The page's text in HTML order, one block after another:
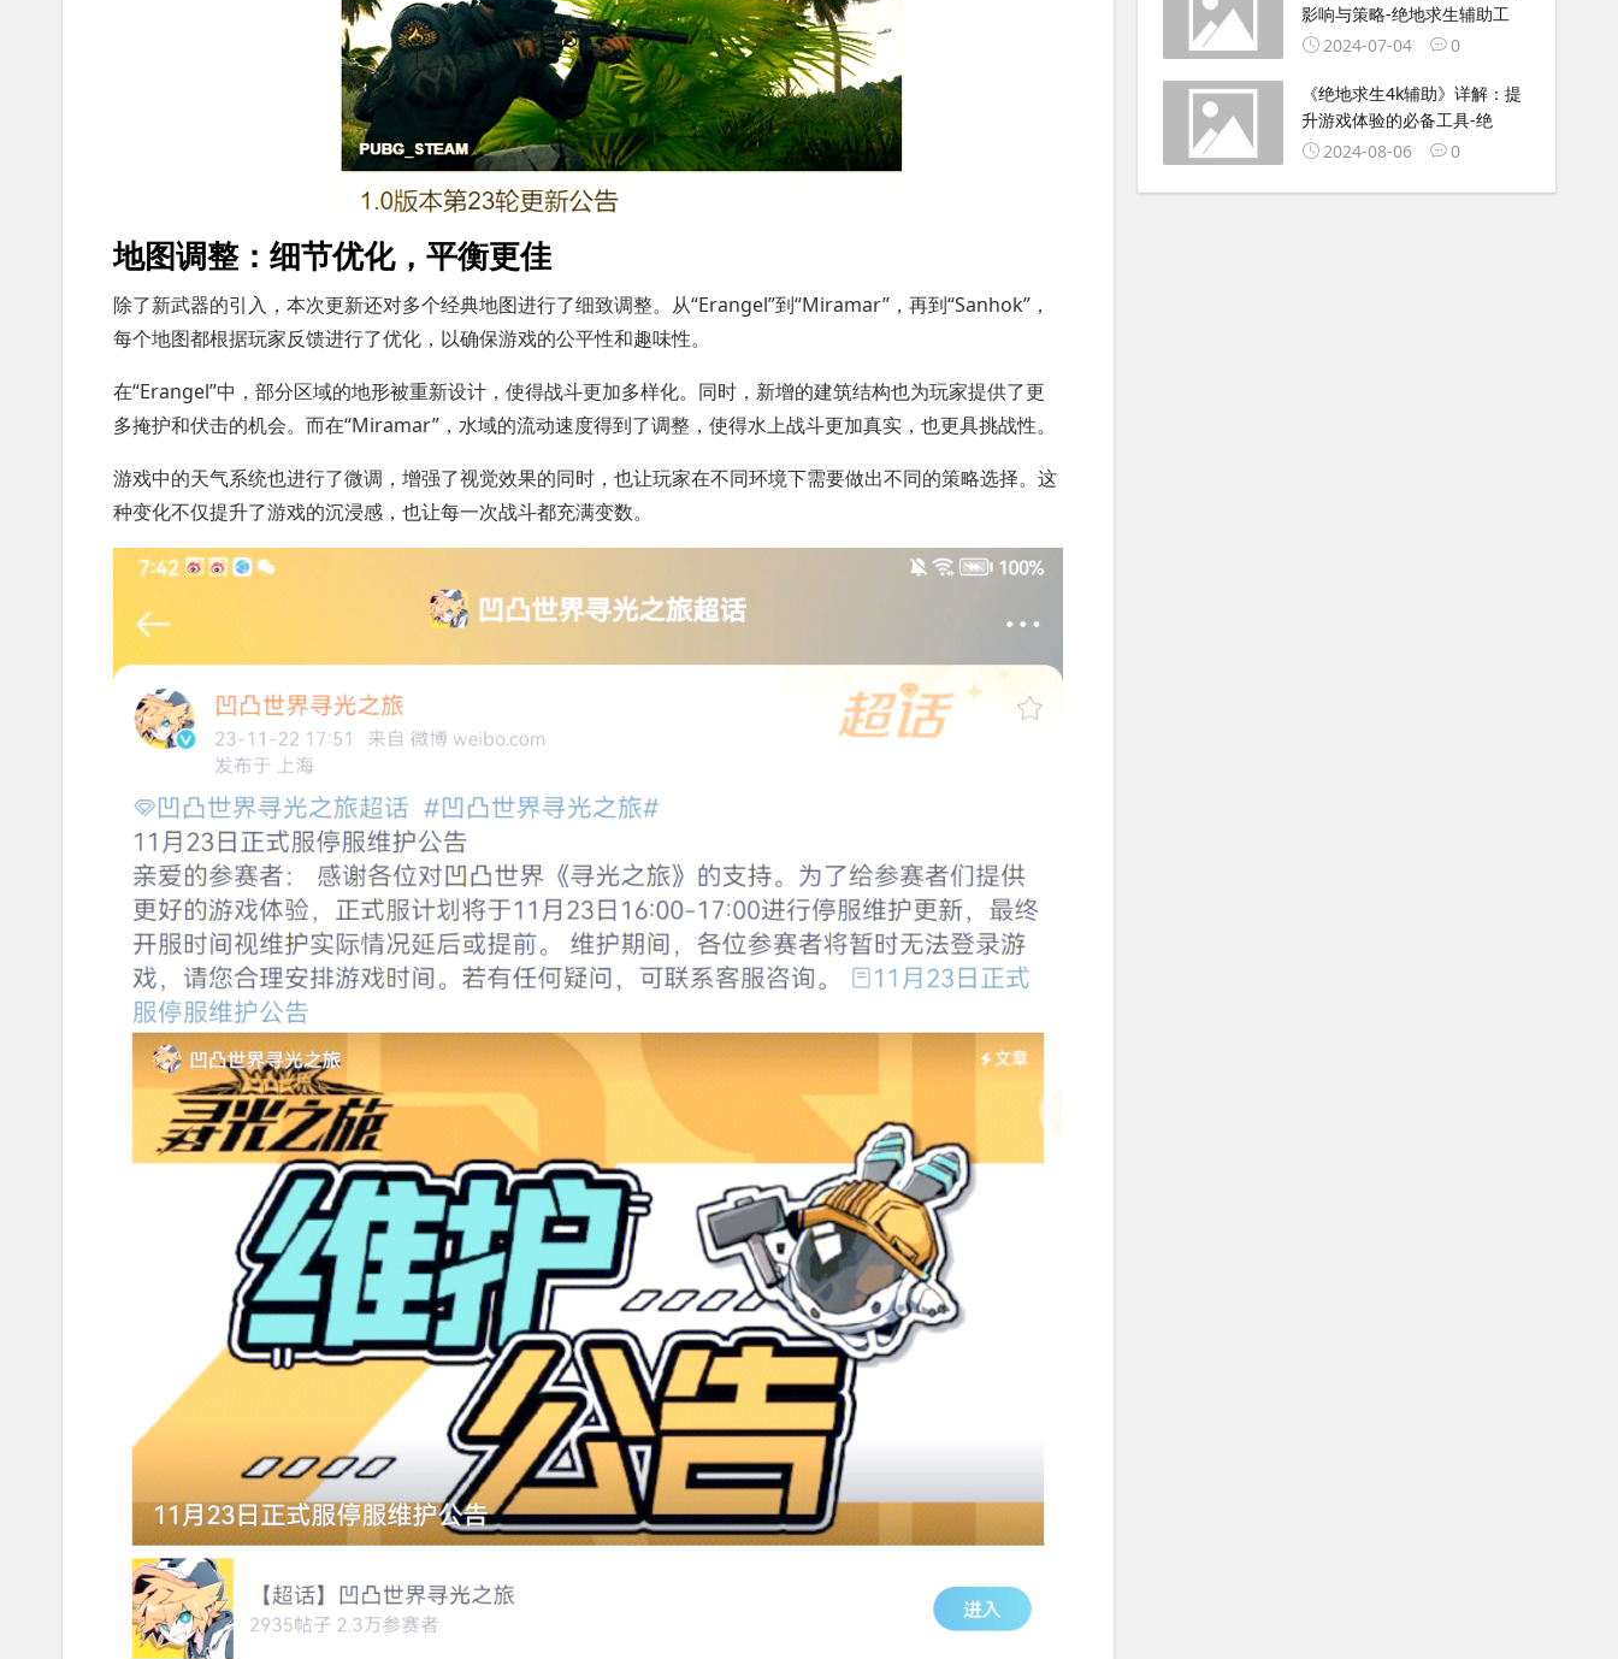
地图调整：细节优化，平衡更佳
除了新武器的引入，本次更新还对多个经典地图进行了细致调整。从“Erangel”到“Miramar”，再到“Sanhok”，
每个地图都根据玩家反馈进行了优化，以确保游戏的公平性和趣味性。
在“Erangel”中，部分区域的地形被重新设计，使得战斗更加多样化。同时，新增的建筑结构也为玩家提供了更
多掩护和伏击的机会。而在“Miramar”，水域的流动速度得到了调整，使得水上战斗更加真实，也更具挑战性。
游戏中的天气系统也进行了微调，增强了视觉效果的同时，也让玩家在不同环境下需要做出不同的策略选择。这
种变化不仅提升了游戏的沉浸感，也让每一次战斗都充满变数。
影响与策略-绝地求生辅助工
2024-07-04
0
《绝地求生4k辅助》详解：提
升游戏体验的必备工具-绝
2024-08-06
0